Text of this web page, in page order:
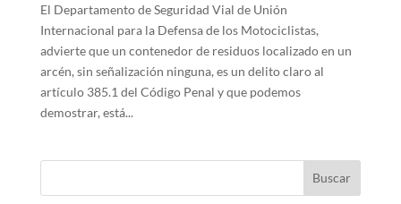
El Departamento de Seguridad Vial de Unión
Internacional para la Defensa de los Motociclistas,
advierte que un contenedor de residuos localizado en un
arcén, sin señalización ninguna, es un delito claro al
artículo 385.1 del Código Penal y que podemos
demostrar, está...